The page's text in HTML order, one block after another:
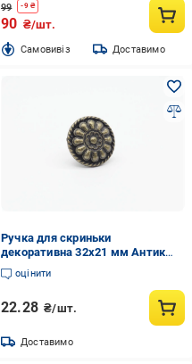
99 -9₴
90 ₴/шт.
Cамовивіз Доставимо
Ручка для скриньки
декоративна 32х21 мм Антик
(344120980)
оцінити
22.28 ₴/шт.
Доставимо